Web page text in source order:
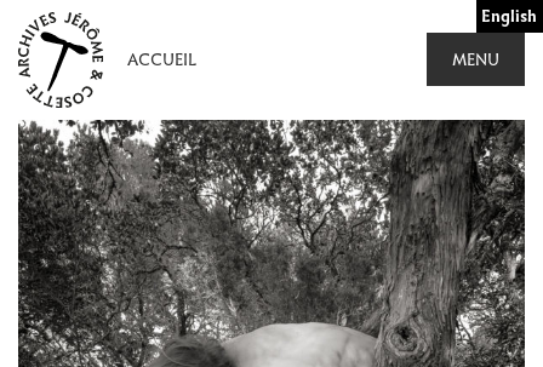
Aller
au
contenu
English
ACCUEIL
MENU